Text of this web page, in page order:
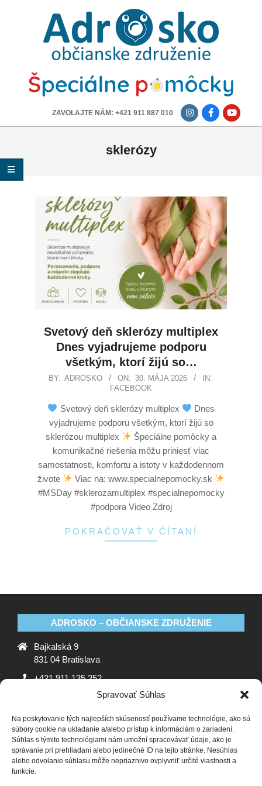
Spravovať Súhlas
Na poskytovanie tých najlepších skúseností používame technológie, ako sú
súbory cookie na ukladanie a/alebo prístup k informáciám o zariadení.
Súhlas s týmito technológiami nám umožní spracovávať údaje, ako je
správanie pri prehliadaní alebo jedinečné ID na tejto stránke. Nesúhlas
alebo odvolanie súhlasu môže nepriaznivo ovplyvniť určité vlastnosti a
funkcie.
ADROSKO
OBČIANSKE
ZDRUŽENIE
ZAVOLAJTE NÁM: +421 911 887 010
sklerózy
Svetový deň sklerózy multiplex
Dnes vyjadrujeme podporu
všetkým, ktorí žijú so…
BY: ADROSKO ON: 30. MÁJA 2026
IN:
FACEBOOK
Svetový deň sklerózy multiplex
Dnes
vyjadrujeme podporu všetkým, ktorí žijú so
sklerózou multiplex
Špeciálne pomôcky a
komunikačné riešenia môžu priniesť viac
samostatnosti, komfortu a istoty v každodennom
živote
Viac na: www.specialnepomocky.sk
#MSDay #sklerozamultiplex #specialnepomocky
#podpora Video Zdroj
POKRAČOVAŤ V ČÍTANÍ
ADROSKO – OBČIANSKE ZDRUŽENIE
Bajkalská 9
831 04 Bratislava
+421 911 135 252
ADROSKO
Stanovy OZ Ochrana osobných údajov
Zásady
používania súborov cookie (EÚ)
Vyhlásenie o ochrane
osobných údajov (EU)